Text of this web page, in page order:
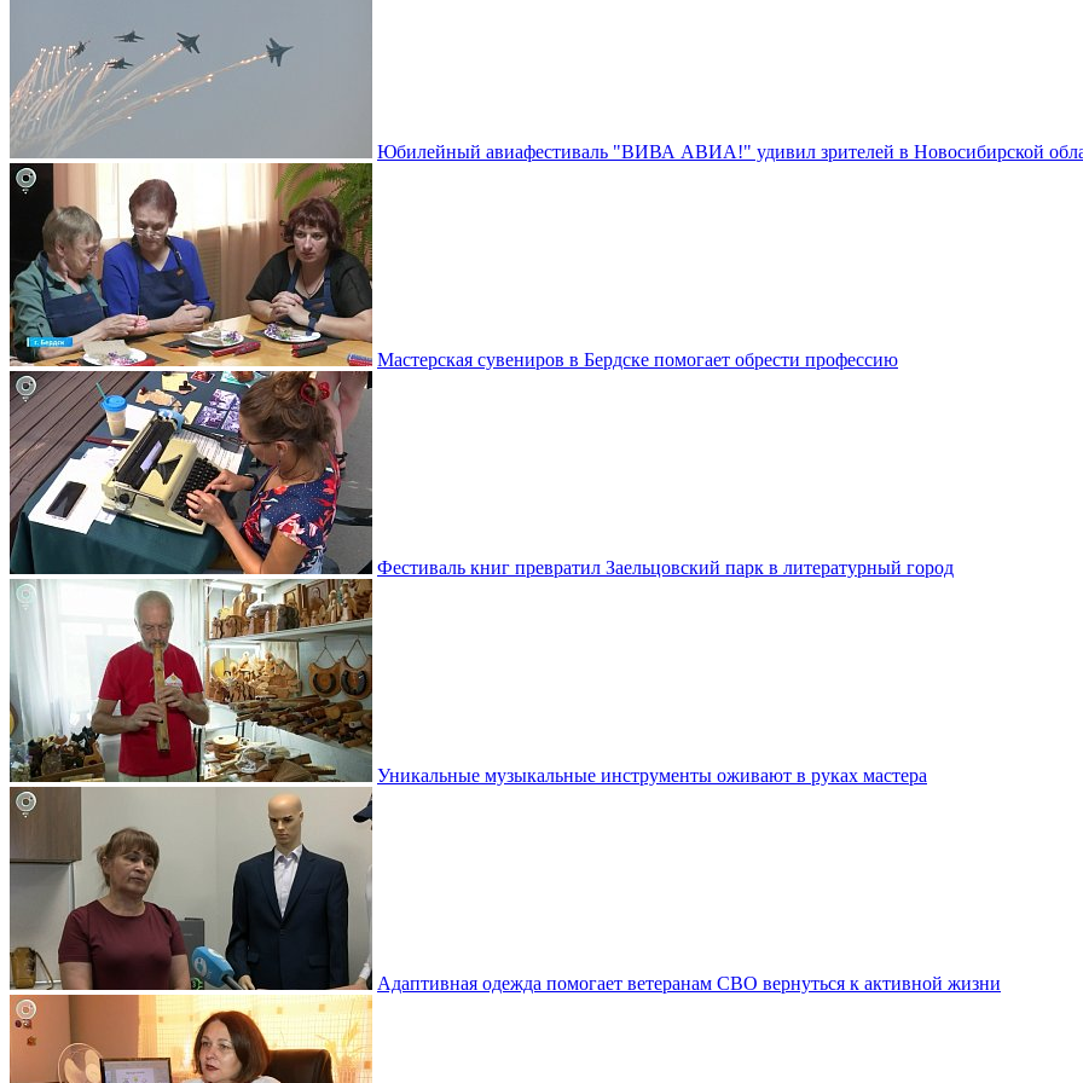
Юбилейный авиафестиваль "ВИВА АВИА!" удивил зрителей в Новосибирской
Мастерская сувениров в Бердске помогает обрести профессию
Фестиваль книг превратил Заельцовский парк в литературный город
Уникальные музыкальные инструменты оживают в руках мастера
Адаптивная одежда помогает ветеранам СВО вернуться к активной жизни